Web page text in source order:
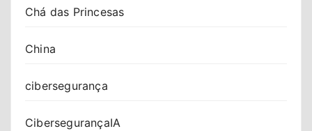
Chá das Princesas
China
cibersegurança
CibersegurançaIA